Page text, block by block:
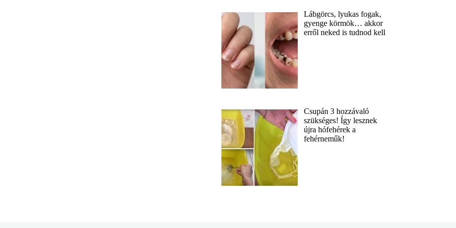
Lábgörcs, lyukas fogak,
gyenge körmök… akkor
erről neked is tudnod kell
Csupán 3 hozzávaló
szükséges! Így lesznek
újra hófehérek a
fehérneműk!